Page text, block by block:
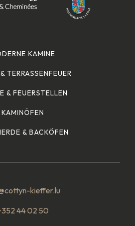
KAMINE
TERRASSENFEUER
& FEUERSTELLEN
KAMINÖFEN
& BACKÖFEN
kieffer.lu
44 02 50